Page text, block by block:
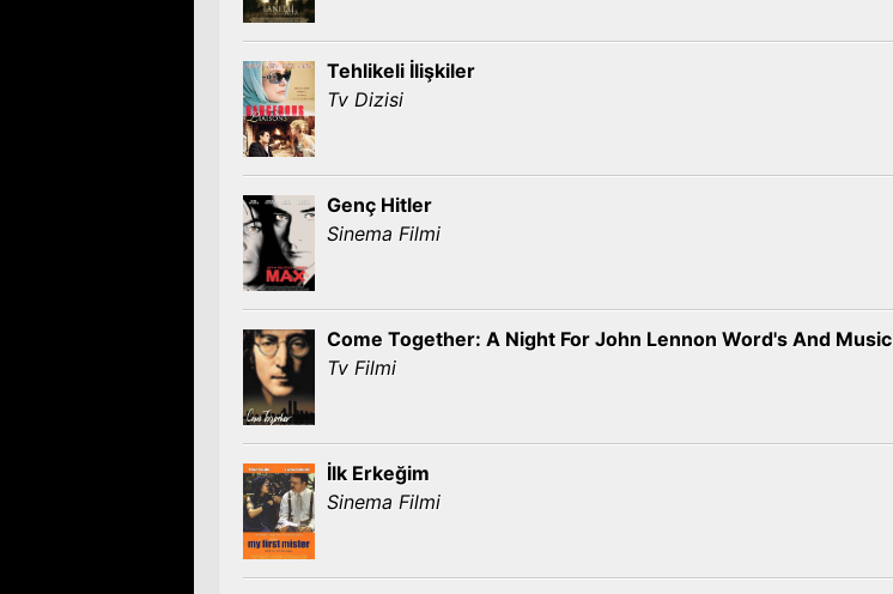
Tehlikeli İlişkiler
Tv Dizisi
Genç Hitler
Sinema Filmi
Come Together: A Night For John Lennon Word's And Music
Tv Filmi
İlk Erkeğim
Sinema Filmi